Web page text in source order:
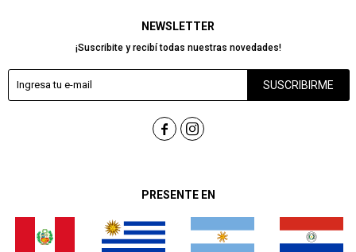
PRESENTE EN
NEWSLETTER
¡Suscribite y recibí todas nuestras novedades!
SUSCRIBIRME
 